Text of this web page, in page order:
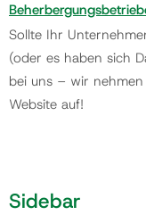
Sollte Ihr
(oder es haben sich
bei uns – wir
Website auf!
Sidebar